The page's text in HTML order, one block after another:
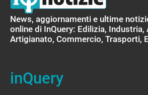
News, aggiornamenti e ultime
online di InQuery: Edilizia, Industria,
Artigianato, Commercio, Trasporti,
inQuery